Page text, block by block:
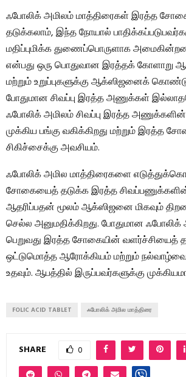
ஃபோலிக் அமிலம் மாத்திரைகள் இரத்த
தடுக்கலாம், இந்த நோயால்
மதிப்புமிக்க துணைப்பொருளாக
என்பது ஒரு பொதுவான இரத்தக் கோளாறு
மற்றும் உறுப்புகளுக்கு ஆக்ஸிஜனைக்
போதுமான சிவப்பு இரத்த அணுக்கள்
ஃபோலிக் அமிலம் சிவப்பு இரத்த அணுக்களின்
முக்கிய பங்கு வகிக்கிறது மற்றும் இரத்த
சிகிச்சைக்கு அவசியம்.
ஃபோலிக் அமில மாத்திரைகளை
சோகையைத் தடுக்க இரத்த
ஆதரிப்பதன் மூலம் ஆக்ஸிஜனை மிகவும்
செல்ல அனுமதிக்கிறது. போதுமான
பெறுவது இரத்த சோகையின் வளர்ச்சியைத்
ஒட்டுமொத்த ஆரோக்கியம் மற்றும்
உதவும். ஆபத்தில் இருப்பவர்களுக்கு
FOLIC ACID TABLET ஃபோலிக் அமில மாத்திரை
SHARE 0